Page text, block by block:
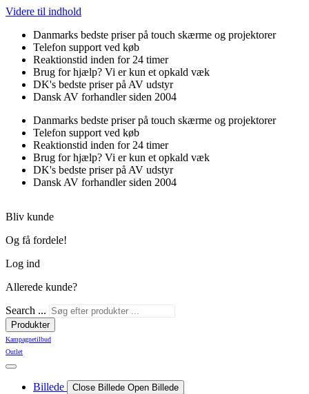
Videre til indhold
Danmarks bedste priser på touch skærme og projektorer
Telefon support ved køb
Reaktionstid inden for 24 timer
Brug for hjælp? Vi er kun et opkald væk
DK's bedste priser på AV udstyr
Dansk AV forhandler siden 2004
Danmarks bedste priser på touch skærme og projektorer
Telefon support ved køb
Reaktionstid inden for 24 timer
Brug for hjælp? Vi er kun et opkald væk
DK's bedste priser på AV udstyr
Dansk AV forhandler siden 2004
Bliv kunde
Og få fordele!
Log ind
Allerede kunde?
Search ...
Produkter
Kampagnetilbud
Outlet
Billede Close Billede Open Billede